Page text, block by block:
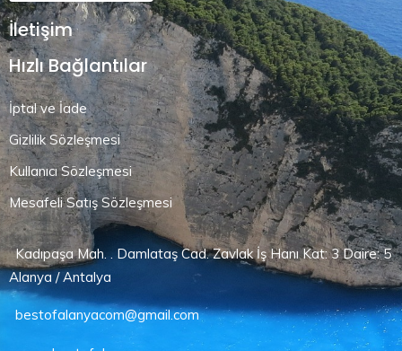
İletişim
Hızlı Bağlantılar
İptal ve İade
Gizlilik Sözleşmesi
Kullanıcı Sözleşmesi
Mesafeli Satış Sözleşmesi
Kadıpaşa Mah. . Damlataş Cad. Zavlak İş Hanı Kat: 3 Daire: 5
Alanya / Antalya
bestofalanyacom@gmail.com